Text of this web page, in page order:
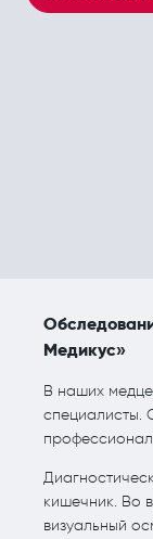
Медикус»
В наших
специалисты.
кишечник. Во
визуальный